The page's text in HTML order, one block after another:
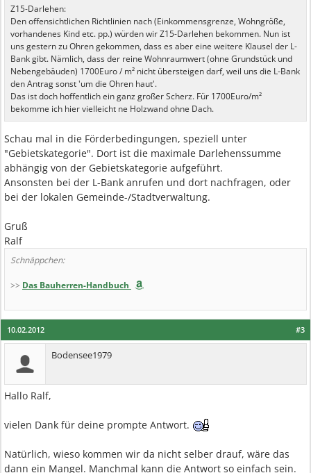
Z15-Darlehen:
Den offensichtlichen Richtlinien nach (Einkommensgrenze, Wohngröße,
vorhandenes Kind etc. pp.) würden wir Z15-Darlehen bekommen. Nun ist
uns gestern zu Ohren gekommen, dass es aber eine weitere Klausel der L-
Bank gibt. Nämlich, dass der reine Wohnraumwert (ohne Grundstück und
Nebengebäuden) 1700Euro / m² nicht übersteigen darf, weil uns die L-Bank
den Antrag sonst 'um die Ohren haut'.
Das ist doch hoffentlich ein ganz großer Scherz. Für 1700Euro/m²
bekomme ich hier vielleicht ne Holzwand ohne Dach.
Schau mal in die Förderbedingungen, speziell unter
"Gebietskategorie". Dort ist die maximale Darlehenssumme
abhängig von der Gebietskategorie aufgeführt.
Ansonsten bei der L-Bank anrufen und dort nachfragen, oder
bei der lokalen Gemeinde-/Stadtverwaltung.
Gruß
Ralf
Schnäppchen:
>> Das Bauherren-Handbuch
#3
10.02.2012
Bodensee1979
Hallo Ralf,
vielen Dank für deine prompte Antwort.
Natürlich, wieso kommen wir da nicht selber drauf, wäre das
dann ein Mangel. Manchmal kann die Antwort so einfach sein.